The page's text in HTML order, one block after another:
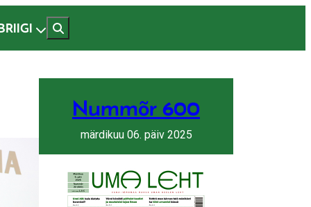
Nummõr 600
märdikuu 06. päiv 2025